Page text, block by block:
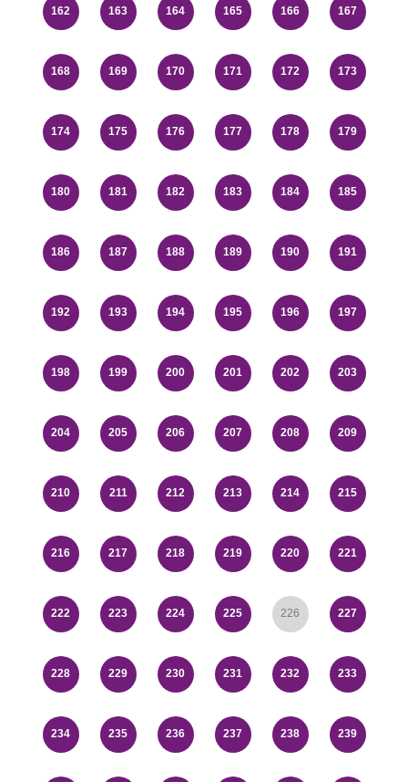
162 163 164 165 166 167
168 169 170 171 172 173
174 175 176 177 178 179
180 181 182 183 184 185
186 187 188 189 190 191
192 193 194 195 196 197
198 199 200 201 202 203
204 205 206 207 208 209
210 211 212 213 214 215
216 217 218 219 220 221
222 223 224 225 226 227
228 229 230 231 232 233
234 235 236 237 238 239